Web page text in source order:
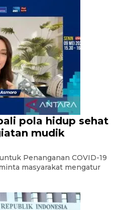
pola hidup sehat
mudik
Penanganan COVID-19
masyarakat mengatur